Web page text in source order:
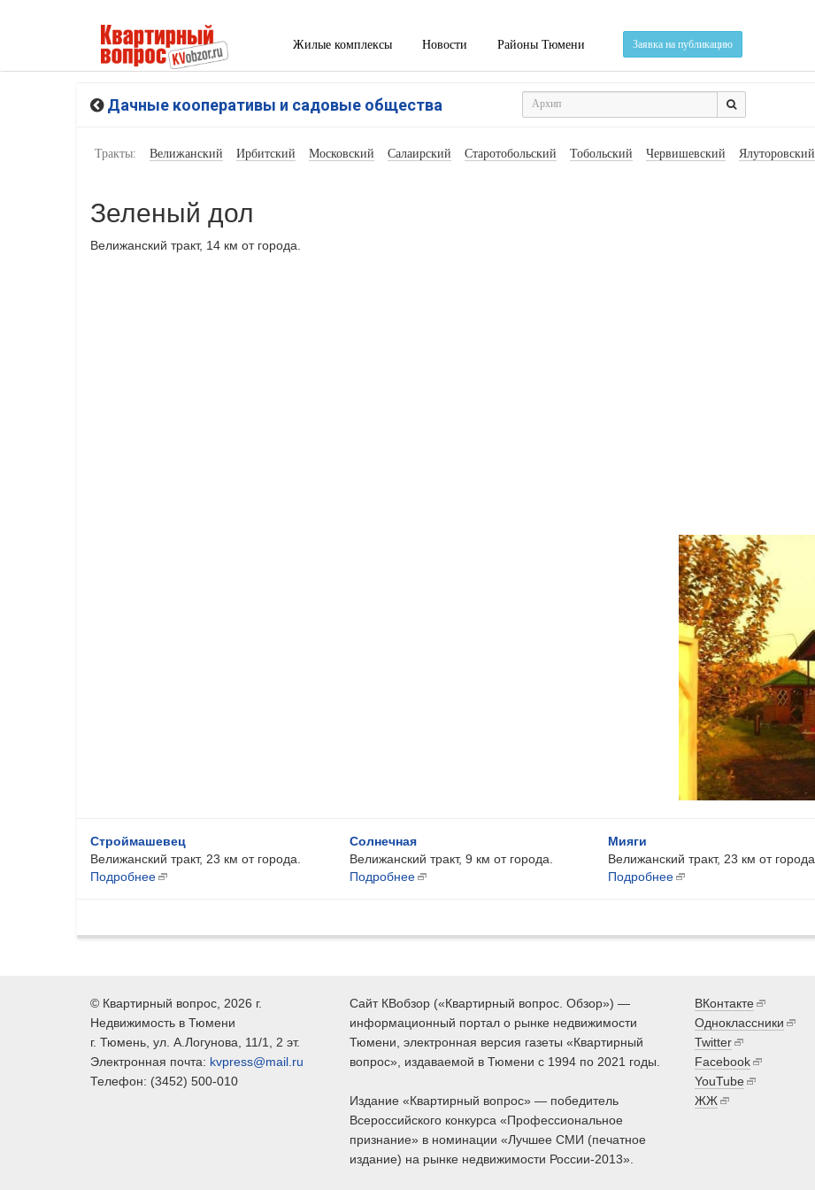
Жилые комплексы Новости Районы Тюмени Заявка на публикацию
Дачные кооперативы и садовые общества
Тракты: Велижанский Ирбитский Московский Салаирский Старотобольский Тобольский Червишевский Ялуторовский
Зеленый дол
Велижанский тракт, 14 км от города.
Строймашевец
Велижанский тракт, 23 км от города.
Подробнее
Солнечная
Велижанский тракт, 9 км от города.
Подробнее
Мияги
Велижанский тракт, 23 км от города.
Подробнее
© Квартирный вопрос , 2026 г.
Недвижимость в Тюмени
г. Тюмень , ул. А.Логунова, 11/1, 2 эт.
Электронная почта: kvpress@mail.ru
Телефон: (3452) 500-010
Сайт КВобзор («Квартирный вопрос. Обзор») —
информационный портал о рынке недвижимости
Тюмени, электронная версия газеты «Квартирный
вопрос», издаваемой в Тюмени с 1994 по 2021 годы.
Издание «Квартирный вопрос» — победитель
Всероссийского конкурса «Профессиональное
признание» в номинации «Лучшее СМИ (печатное
издание) на рынке недвижимости России-2013».
ВКонтакте
Одноклассники
Twitter
Facebook
YouTube
ЖЖ